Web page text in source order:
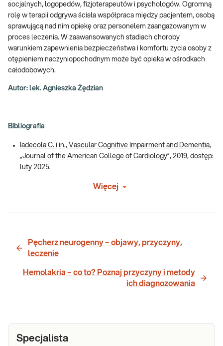
socjalnych, logopedów, fizjoterapeutów i psychologów. Ogromną
rolę w terapii odgrywa ścisła współpraca między pacjentem, osobą
sprawującą nad nim opiekę oraz personelem zaangażowanym w
proces leczenia. W zaawansowanych stadiach choroby
warunkiem zapewnienia bezpieczeństwa i komfortu życia osoby z
otępieniem naczyniopochodnym może być opieka w ośrodkach
całodobowych.
Autor: lek. Agnieszka Żędzian
Bibliografia
Iadecola C. i in., Vascular Cognitive Impairment and Dementia,
„Journal of the American College of Cardiology”, 2019, dostęp:
luty 2025.
Więcej
Pęcherz neurogenny – objawy, przyczyny,
leczenie
Hemolakria – co to? Poznaj przyczyny i metody
ich diagnozowania
Specjalista